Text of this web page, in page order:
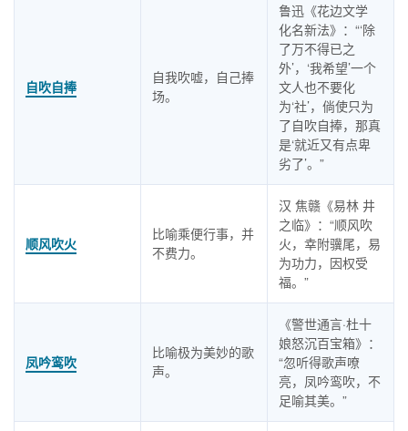
自吹自捧
自我吹嘘，自己捧
场。
鲁迅《花边文学
化名新法》：“‘除
了万不得已之
外’，‘我希望’一个
文人也不要化
为‘社’，倘使只为
了自吹自捧，那真
是‘就近又有点卑
劣了’。”
顺风吹火
比喻乘便行事，并
不费力。
汉 焦赣《易林 井
之临》：“顺风吹
火，幸附骥尾，易
为功力，因权受
福。”
凤吟鸾吹
比喻极为美妙的歌
声。
《警世通言·杜十
娘怒沉百宝箱》：
“忽听得歌声嘹
亮，凤吟鸾吹，不
足喻其美。”